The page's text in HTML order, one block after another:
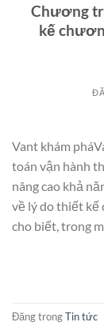
Chương
kế
Vant khám
toán vận hành
nâng cao khả
về lý do thiết kế
cho biết, trong
Đăng trongTin tức